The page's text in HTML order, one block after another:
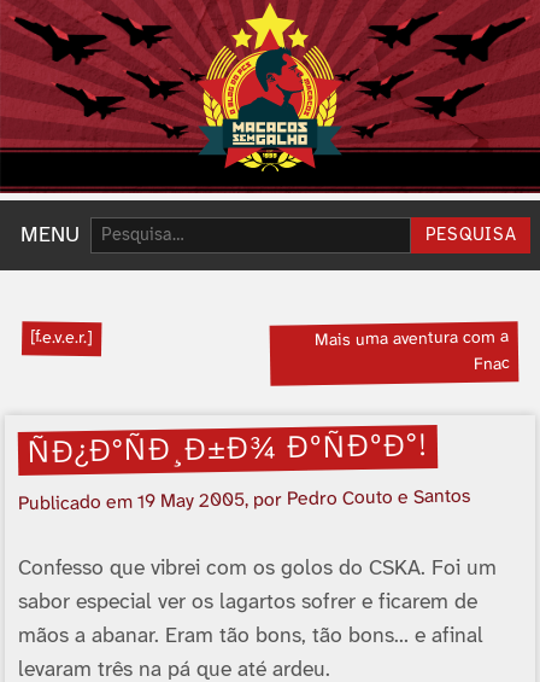
MENU Pesquisar: PESQUISA
[f.e.v.e.r.] Mais uma aventura com a
Fnac
ÑÐ¿Ð°ÑÐ¸Ð±Ð¾ ÐºÑÐºÐ°!
Publicado em19 May 2005, por Pedro Couto e Santos
Confesso que vibrei com os golos do CSKA. Foi um
sabor especial ver os lagartos sofrer e ficarem de
mãos a abanar. Eram tão bons, tão bons… e afinal
levaram três na pá que até ardeu.